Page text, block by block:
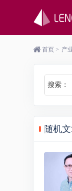
首页 > 产
搜索：
随机